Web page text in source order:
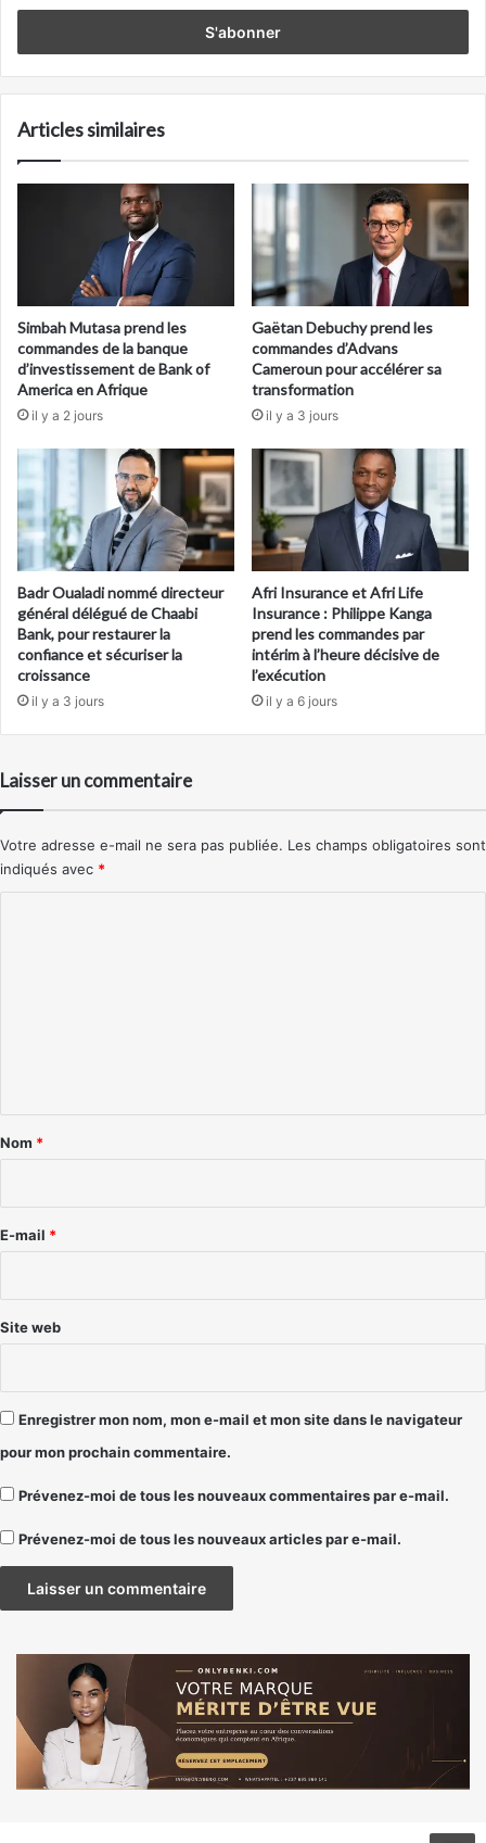
adresse
Articles similaires
Simbah Mutasa prend les
commandes de la banque
d’investissement de Bank of
America en Afrique
il y a 2 jours
Gaëtan Debuchy prend les
commandes d’Advans
Cameroun pour accélérer sa
transformation
il y a 3 jours
Badr Oualadi nommé directeur
général délégué de Chaabi
Bank, pour restaurer la
confiance et sécuriser la
croissance
il y a 3 jours
Afri Insurance et Afri Life
Insurance : Philippe Kanga
prend les commandes par
intérim à l’heure décisive de
l’exécution
il y a 6 jours
Laisser un commentaire
Votre adresse e-mail ne sera pas publiée. Les champs obligatoires sont
indiqués avec *
a
e
Nom *
E-mail *
Site web
Enregistrer mon nom, mon e-mail et mon site dans le navigateur
pour mon prochain commentaire.
Prévenez-moi de tous les nouveaux commentaires par e-mail.
Prévenez-moi de tous les nouveaux articles par e-mail.